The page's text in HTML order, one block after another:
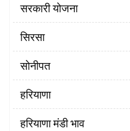
सरकारी योजना
सिरसा
सोनीपत
हरियाणा
हरियाणा मंडी भाव